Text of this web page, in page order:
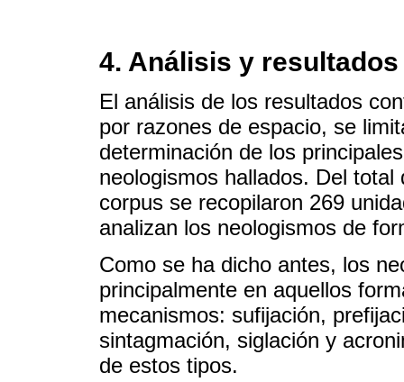
4. Análisis y resultados
El análisis de los resultados
por razones de espacio, se
determinación de los
neologismos hallados. Del
corpus se recopilaron 269
analizan los neologismos de
Como se ha dicho antes, los
principalmente en aquellos
mecanismos: sufijación,
sintagmación, siglación y
de estos tipos.